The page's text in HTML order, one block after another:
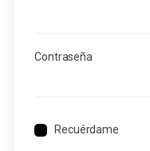
Contraseña
Recuérdame